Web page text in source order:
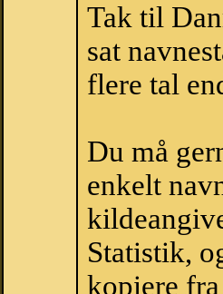
Tak til
sat
flere tal
Du må
enkelt
Statistik,
kopiere